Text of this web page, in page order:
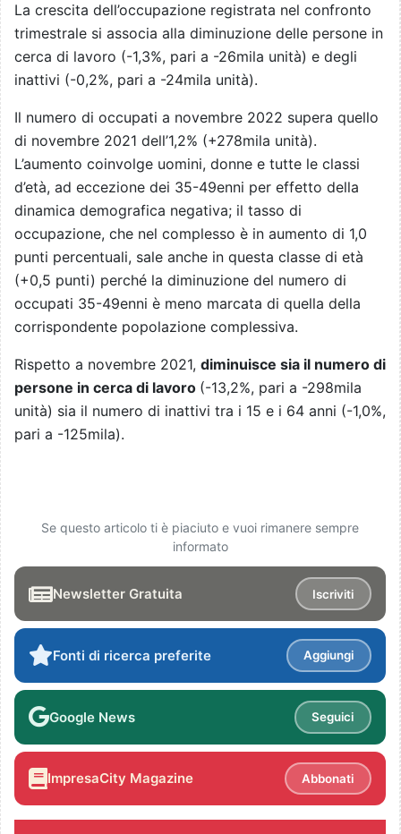
La crescita dell’occupazione registrata nel confronto
trimestrale si associa alla diminuzione delle persone in
cerca di lavoro (-1,3%, pari a -26mila unità) e degli
inattivi (-0,2%, pari a -24mila unità).
Il numero di occupati a novembre 2022 supera quello
di novembre 2021 dell’1,2% (+278mila unità).
L’aumento coinvolge uomini, donne e tutte le classi
d’età, ad eccezione dei 35-49enni per effetto della
dinamica demografica negativa; il tasso di
occupazione, che nel complesso è in aumento di 1,0
punti percentuali, sale anche in questa classe di età
(+0,5 punti) perché la diminuzione del numero di
occupati 35-49enni è meno marcata di quella della
corrispondente popolazione complessiva.
Rispetto a novembre 2021, diminuisce sia il numero di
persone in cerca di lavoro (-13,2%, pari a -298mila
unità) sia il numero di inattivi tra i 15 e i 64 anni (-1,0%,
pari a -125mila).
Se questo articolo ti è piaciuto e vuoi rimanere sempre
informato
Newsletter Gratuita Iscriviti
Fonti di ricerca preferite Aggiungi
Google News Seguici
ImpresaCity Magazine Abbonati